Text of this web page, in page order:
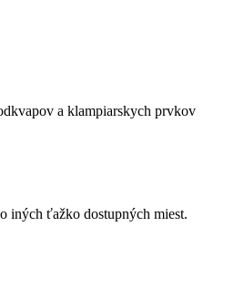
a klampiarskych prvkov
iných ťažko dostupných miest.